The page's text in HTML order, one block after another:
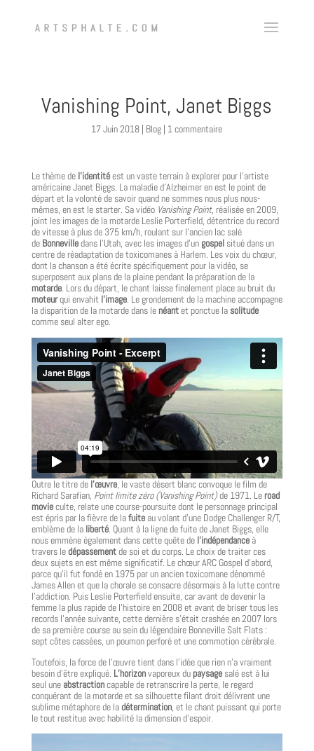
Vanishing Point, Janet Biggs
17 Juin 2018 | Blog | 1 commentaire
Le thème de l’identitéest un vaste terrain à explorer pour l’artiste
américaine Janet Biggs. La maladie d’Alzheimer en est le point de
départ et la volonté de savoir quand ne sommes nous plus nous-
mêmes, en est le starter. Sa vidéo Vanishing Point, réalisée en 2009,
joint les images de la motarde Leslie Porterfield, détentrice du record
de vitesse à plus de 375 km/h, roulant sur l’ancien lac salé
de Bonnevilledans l’Utah, avec les images d’un gospelsitué dans un
centre de réadaptation de toxicomanes à Harlem. Les voix du chœur,
dont la chanson a été écrite spécifiquement pour la vidéo, se
superposent aux plans de la plaine pendant la préparation de la
motarde. Lors du départ, le chant laisse finalement place au bruit du
moteurqui envahit l’image. Le grondement de la machine accompagne
la disparition de la motarde dans lenéantet ponctue la solitude
comme seul alter ego.
Outre le titre de l’œuvre, le vaste désert blanc convoque le film de
Richard Sarafian, Point limite zéro (Vanishing Point)de 1971. Leroad
movieculte, relate une course-poursuite dont le personnage principal
est épris par la fièvre de lafuiteau volant d’une Dodge Challenger R/T,
emblème de la liberté. Quant à la ligne de fuite de Janet Biggs, elle
nous emmène également dans cette quête de l’indépendanceà
travers ledépassementde soi et du corps. Le choix de traiter ces
deux sujets en est même significatif. Le chœur ARC Gospel d’abord,
parce qu’il fut fondé en 1975 par un ancien toxicomane dénommé
James Allen et que la chorale se consacre désormais à la lutte contre
l’addiction. Puis Leslie Porterfield ensuite, car avant de devenir la
femme la plus rapide de l’histoire en 2008 et avant de briser tous les
records l’année suivante, cette dernière s’était crashée en 2007 lors
de sa première course au sein du légendaire Bonneville Salt Flats :
sept côtes cassées, un poumon perforé et une commotion cérébrale.
Toutefois, la force de l’œuvre tient dans l’idée que rien n’a vraiment
besoin d’être expliqué. L’horizonvaporeux dupaysagesalé est à lui
seul une abstractioncapable de retranscrire la perte, le regard
conquérant de la motarde et sa silhouette filant droit délivrent une
sublime métaphore de ladétermination, et le chant puissant qui porte
le tout restitue avec habilité la dimension d’espoir.